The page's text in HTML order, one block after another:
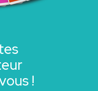
!